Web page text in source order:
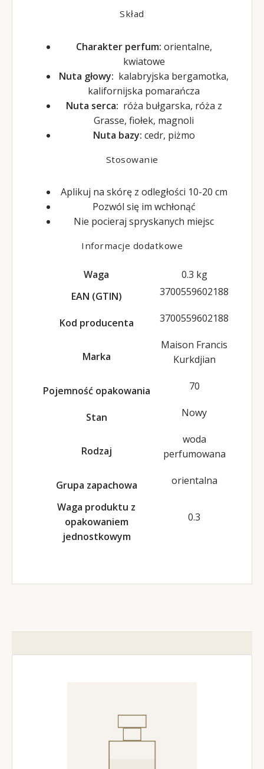
Skład
Charakter perfum: orientalne,
kwiatowe
Nuta głowy: kalabryjska bergamotka,
kalifornijska pomarańcza
Nuta serca: róża bułgarska, róża z
Grasse, fiołek, magnoli
Nuta bazy: cedr, piżmo
Stosowanie
Aplikuj na skórę z odległości 10-20 cm
Pozwól się im wchłonąć
Nie pocieraj spryskanych miejsc
Informacje dodatkowe
Waga
0.3 kg
EAN (GTIN)
3700559602188
Kod producenta 3700559602188
Marka
Maison Francis
Kurkdjian
Pojemność opakowania 70
Stan Nowy
Rodzaj
woda
perfumowana
Grupa zapachowa orientalna
Waga produktu z
opakowaniem
jednostkowym
0.3